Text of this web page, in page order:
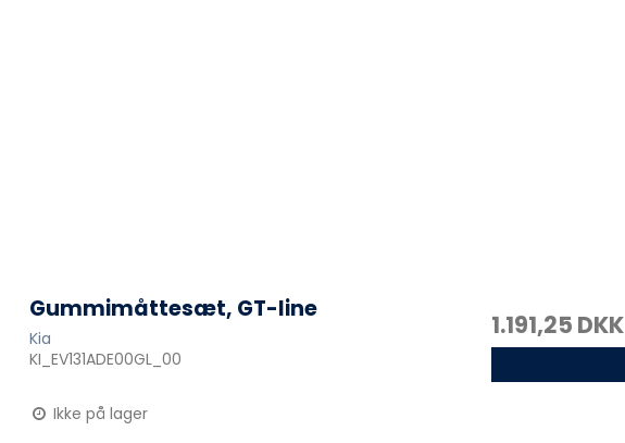
Gummimåttesæt, GT-line
Kia
KI_EV131ADE00GL_00
Ikke på lager
1.191,25 DKK